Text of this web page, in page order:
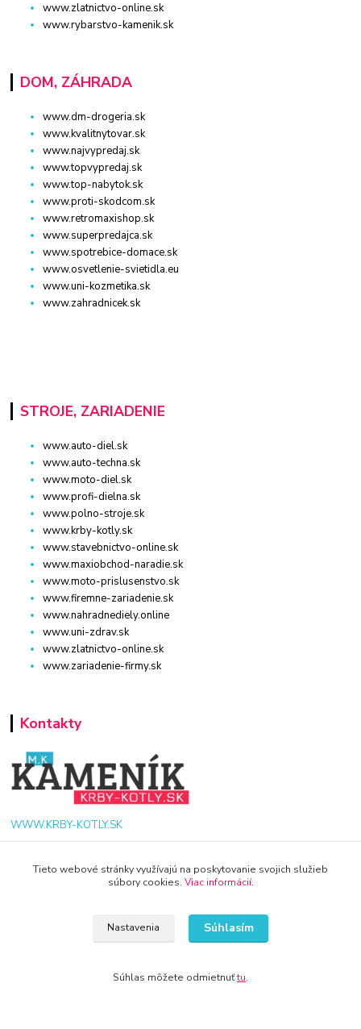
www.zlatnictvo-online.sk
www.rybarstvo-kamenik.sk
DOM, ZÁHRADA
www.dm-drogeria.sk
www.kvalitnytovar.sk
www.najvypredaj.sk
www.topvypredaj.sk
www.top-nabytok.sk
www.proti-skodcom.sk
www.retromaxishop.sk
www.superpredajca.sk
www.spotrebice-domace.sk
www.osvetlenie-svietidla.eu
www.uni-kozmetika.sk
www.zahradnicek.sk
STROJE, ZARIADENIE
www.auto-diel.sk
www.auto-techna.sk
www.moto-diel.sk
www.profi-dielna.sk
www.polno-stroje.sk
www.krby-kotly.sk
www.stavebnictvo-online.sk
www.maxiobchod-naradie.sk
www.moto-prislusenstvo.sk
www.firemne-zariadenie.sk
www.nahradnediely.online
www.uni-zdrav.sk
www.zlatnictvo-online.sk
www.zariadenie-firmy.sk
Kontakty
WWW.KRBY-KOTLY.SK
Tieto webové stránky využívajú na poskytovanie svojich služieb
súbory cookies. Viac informácií.
Nastavenia Súhlasím
Súhlas môžete odmietnuťtu.